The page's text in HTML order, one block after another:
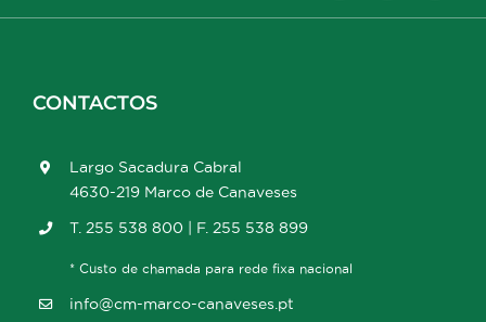
CONTACTOS
Largo Sacadura Cabral
4630-219 Marco de Canaveses
T. 255 538 800 | F. 255 538 899
* Custo de chamada para rede fixa nacional
info@cm-marco-canaveses.pt